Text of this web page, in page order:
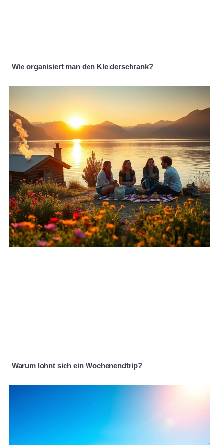
Wie organisiert man den Kleiderschrank?
Warum lohnt sich ein Wochenendtrip?